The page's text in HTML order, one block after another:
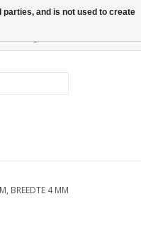
BREEDTE 4 MM
and is not used to create